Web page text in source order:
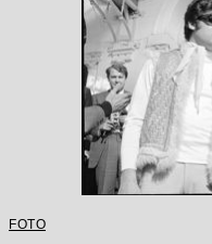
FOTO